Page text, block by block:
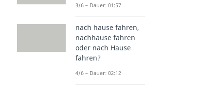
3/6 – Dauer: 01:57
nach hause fahren,
nachhause fahren
oder nach Hause
fahren?
4/6 – Dauer: 02:12